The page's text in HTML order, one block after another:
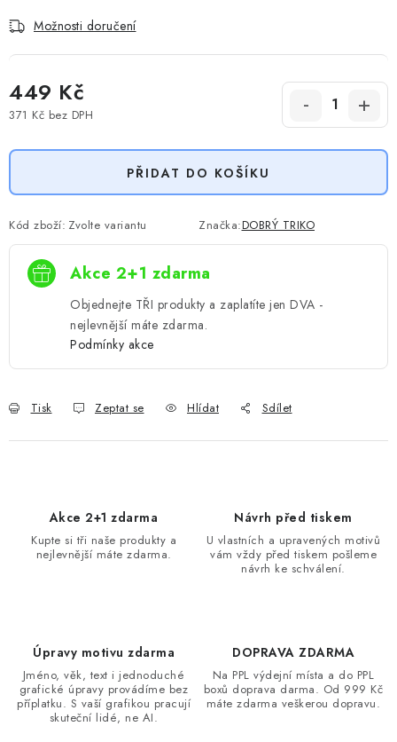
Možnosti doručení
449 Kč
371 Kč bez DPH
PŘIDAT DO KOŠÍKU
Kód zboží: Zvolte variantu Značka:DOBRÝ TRIKO
Akce 2+1 zdarma
Objednejte TŘI produkty a zaplatíte jen DVA -
nejlevnější máte zdarma.
Podmínky akce
Tisk Zeptat se Hlídat Sdílet
Akce 2+1 zdarma
Kupte si tři naše produkty a
nejlevnější máte zdarma.
Návrh před tiskem
U vlastních a upravených motivů
vám vždy před tiskem pošleme
návrh ke schválení.
Úpravy motivu zdarma
Jméno, věk, text i jednoduché
grafické úpravy provádíme bez
příplatku. S vaší grafikou pracují
skuteční lidé, ne AI.
DOPRAVA ZDARMA
Na PPL výdejní místa a do PPL
boxů doprava darma. Od 999 Kč
máte zdarma veškerou dopravu.